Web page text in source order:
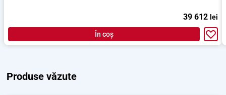
39 612 lei
În coș
Produse văzute